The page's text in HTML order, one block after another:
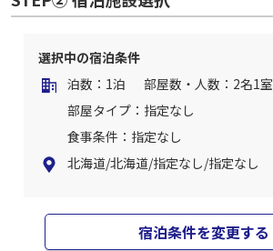
選択中の宿泊条件
泊数：1泊
部屋数・人数：2名1室
部屋タイプ：指定なし
食事条件：指定なし
北海道/北海道/指定なし/指定なし
宿泊条件を変更する